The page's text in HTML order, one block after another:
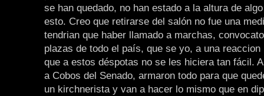
se han quedado, no han estado a la altura de
esto. Creo que retirarse del salón no fue una
tendrian que haber llamado a marchas,
plazas de todo el país, que se yo, a una reaccion
que a estos déspotas no se les hiciera tan fácil.
a Cobos del Senado, armaron todo para que
un kirchnerista y van a hacer lo mismo que en